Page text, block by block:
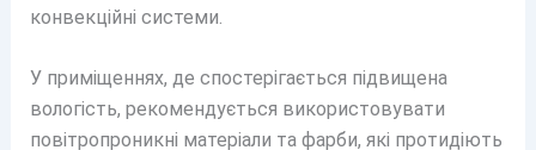
конвекційні системи.
У приміщеннях, де спостерігається підвищена
вологість, рекомендується використовувати
повітропроникні матеріали та фарби, які протидіють